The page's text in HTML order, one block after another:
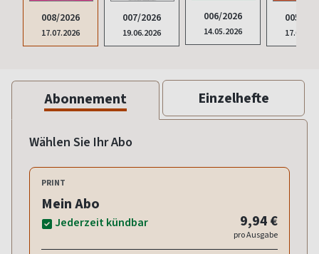
008/2026
17.07.2026
007/2026
19.06.2026
006/2026
14.05.2026
005/
Abonnement Einzelhefte
Wählen Sie Ihr Abo
PRINT
Mein Abo
Jederzeit kündbar 9,94 €
pro Ausgabe